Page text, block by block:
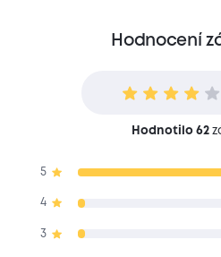
Hodnocení
Hodnotilo 62
5
4
3